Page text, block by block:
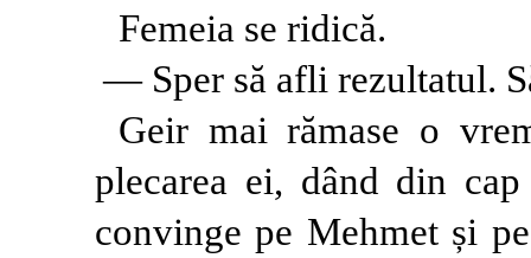
Femeia se ridică.
— Sper să afli rezultatul.
Geir mai rămase o
plecarea ei, dând din
convinge pe Mehmet și